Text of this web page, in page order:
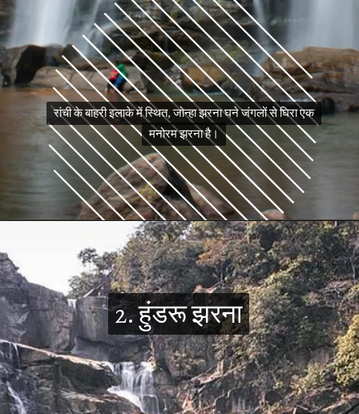
रांची के बाहरी इलाके में स्थित, जोन्हा झरना घने जंगलों से घिरा एक
मनोरम झरना है।
रांची के बाहरी इलाके में स्थित, जोन्हा झरना घने जंगलों से घिरा एक
मनोरम झरना है।
2. हुंडरू झरना
2. हुंडरू झरना